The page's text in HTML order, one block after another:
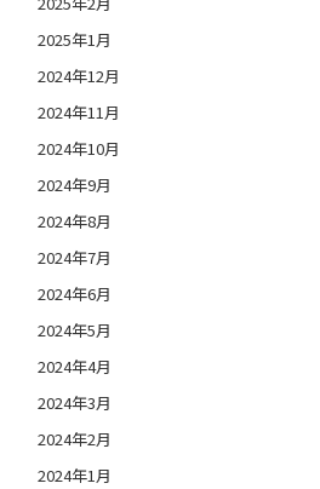
2025年1月
2024年12月
2024年11月
2024年10月
2024年9月
2024年8月
2024年7月
2024年6月
2024年5月
2024年4月
2024年3月
2024年2月
2024年1月